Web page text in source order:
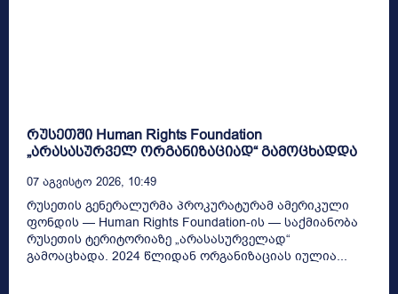
რუსეთში Human Rights Foundation
„არასასურველ ორგანიზაციად“ გამოცხადდა
07 Აგვისტო 2026, 10:49
რუსეთის გენერალურმა პროკურატურამ ამერიკული
ფონდის — Human Rights Foundation-ის — საქმიანობა
რუსეთის ტერიტორიაზე „არასასურველად“
გამოაცხადა. 2024 წლიდან ორგანიზაციას იულია...